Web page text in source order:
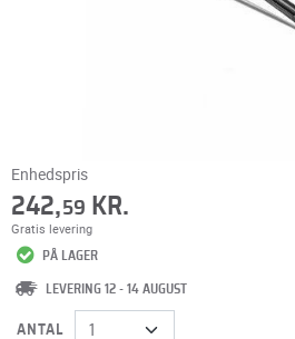
Enhedspris
242,59 KR.
Gratis levering
PÅ LAGER
LEVERING 12 - 14 AUGUST
ANTAL